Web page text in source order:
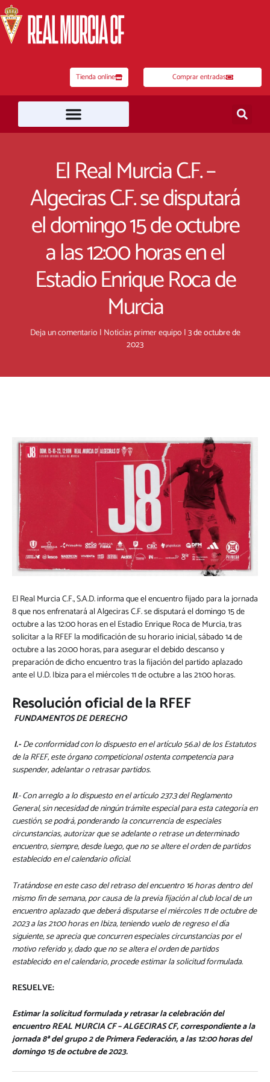
al
contenido
Tienda online Comprar entradas
El Real Murcia C.F. –
Algeciras C.F. se disputará
el domingo 15 de octubre
a las 12:00 horas en el
Estadio Enrique Roca de
Murcia
Deja un comentario | Noticias primer equipo |3 de octubre de
2023
El Real Murcia C.F., S.A.D. informa que el encuentro fijado para la jornada
8 que nos enfrenatará al Algeciras C.F. se disputará el domingo 15 de
octubre a las 12:00 horas en el Estadio Enrique Roca de Murcia, tras
solicitar a la RFEF la modificación de su horario inicial, sábado 14 de
octubre a las 20:00 horas, para asegurar el debido descanso y
preparación de dicho encuentro tras la fijación del partido aplazado
ante el U.D. Ibiza para el miércoles 11 de octubre a las 21:00 horas.
Resolución oficial de la RFEF
FUNDAMENTOS DE DERECHO
I.-De conformidad con lo dispuesto en el artículo 56.a) de los Estatutos
de la RFEF, este órgano competicional ostenta competencia para
suspender, adelantar o retrasar partidos.
II.- Con arreglo a lo dispuesto en el artículo 237.3 del Reglamento
General, sin necesidad de ningún trámite especial para esta categoría en
cuestión, se podrá, ponderando la concurrencia de especiales
circunstancias, autorizar que se adelante o retrase un determinado
encuentro, siempre, desde luego, que no se altere el orden de partidos
establecido en el calendario oficial.
Tratándose en este caso del retraso del encuentro 16 horas dentro del
mismo fin de semana, por causa de la previa fijación al club local de un
encuentro aplazado que deberá disputarse el miércoles 11 de octubre de
2023 a las 21:00 horas en Ibiza, teniendo vuelo de regreso el día
siguiente, se aprecia que concurren especiales circunstancias por el
motivo referido y, dado que no se altera el orden de partidos
establecido en el calendario, procede estimar la solicitud formulada.
RESUELVE:
Estimar la solicitud formulada y retrasar la celebración del
encuentro REAL MURCIA CF – ALGECIRAS CF, correspondiente a la
jornada 8ª del grupo 2 de Primera Federación, a las 12:00 horas del
domingo 15 de octubre de 2023.